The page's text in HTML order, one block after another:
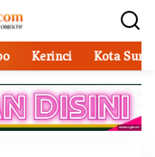
Kerinci Kota